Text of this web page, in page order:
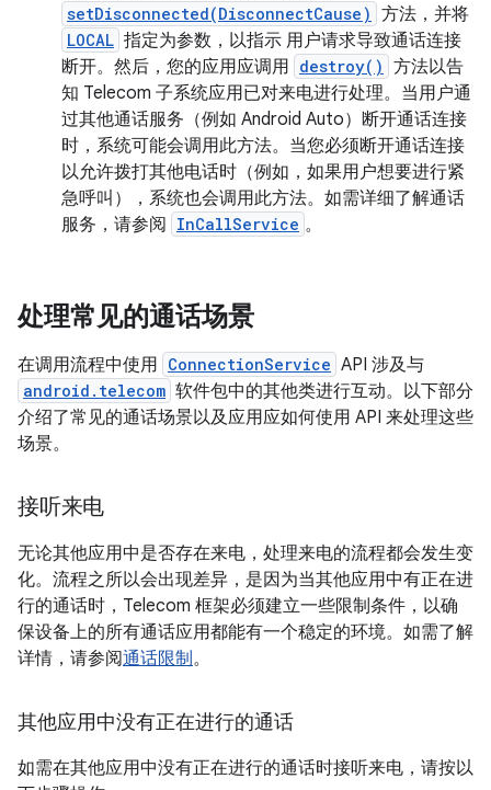
setDisconnected(DisconnectCause) 方法，并将
LOCAL 指定为参数，以指示 用户请求导致通话连接
断开。然后，您的应用应调用 destroy() 方法以告
知 Telecom 子系统应用已对来电进行处理。当用户通
过其他通话服务（例如 Android Auto）断开通话连接
时，系统可能会调用此方法。当您必须断开通话连接
以允许拨打其他电话时（例如，如果用户想要进行紧
急呼叫），系统也会调用此方法。如需详细了解通话
服务，请参阅
InCallService 。
处理常见的通话场景
在调用流程中使用 ConnectionService API 涉及与
android.telecom 软件包中的其他类进行互动。以下部分
介绍了常见的通话场景以及应用应如何使用 API 来处理这些
场景。
接听来电
无论其他应用中是否存在来电，处理来电的流程都会发生变
化。流程之所以会出现差异，是因为当其他应用中有正在进
行的通话时，Telecom 框架必须建立一些限制条件，以确
保设备上的所有通话应用都能有一个稳定的环境。如需了解
详情，请参阅通话限制。
其他应用中没有正在进行的通话
如需在其他应用中没有正在进行的通话时接听来电，请按以